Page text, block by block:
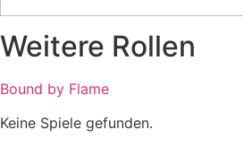
Weitere Rollen
Bound by Flame
Keine Spiele gefunden.